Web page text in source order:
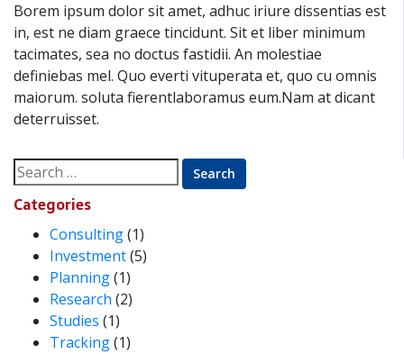
Borem ipsum dolor sit amet, adhuc iriure dissentias est
in, est ne diam graece tincidunt. Sit et liber minimum
tacimates, sea no doctus fastidii. An molestiae
definiebas mel. Quo everti vituperata et, quo cu omnis
maiorum. soluta fierentlaboramus eum.Nam at dicant
deterruisset.
Search
for:
Categories
Consulting(1)
Investment(5)
Planning(1)
Research (2)
Studies (1)
Tracking(1)